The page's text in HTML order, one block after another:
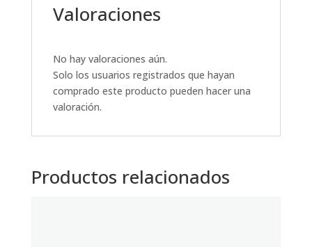
Valoraciones
No hay valoraciones aún.
Solo los usuarios registrados que hayan
comprado este producto pueden hacer una
valoración.
Productos relacionados